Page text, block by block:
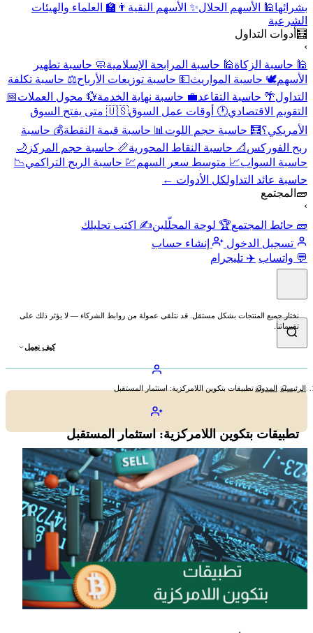
بشرائها🕌 الأسهم الحلال✨ الأسهم النقية 👨‍🏫 العلماء والهيئات
الشرعية
🧮 أدوات التداول
›
🕌 حاسبة الزكاة🕌 حاسبة المرابحة الإسلامية🧼 حاسبة تطهير
الأسهم🕊️ حاسبة المواريث💵 حاسبة توزيعات الأرباح⚖️ حاسبة تكلفة
التداول🌴 حاسبة التقاعد💼 حاسبة نهاية الخدمة💱 محول العملات📅
التقويم الاقتصادي🕐 أوقات عمل السوق
🇺🇸 متى يفتح السوق
الأمريكي؟🧮 حاسبة حجم اللوت 📊 حاسبة قيمة النقطة💰 حاسبة
ربح الفوركس 📐 حاسبة النقاط المحورية📏 حاسبة حجم المركز 🌙
حاسبة السواب📈 متوسط سعر السهم💹 حاسبة الربح التراكمي📉
حاسبة عائد التداولكل الأدوات ←
🧱 المجتمع
›
🧱 حائط المجتمع🏆 لوحة المحلّلين✍️ اكتب تحليلك
تسجيل الدخول
إنشاء حساب
💬 واتساب ✈️ تليجرام
نختار جميع المنتجات بشكل مستقل. قد نتلقى عمولة من روابط الشركاء — لا يؤثر ذلك على
تقييماتنا.
كيف نعمل
الرئيسية المدونةتطبيقات بتكوين اللامركزية: استثمار المستقبل
تطبيقات بتكوين اللامركزية: استثمار المستقبل